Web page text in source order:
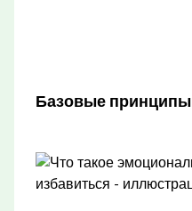
Базовые принципы